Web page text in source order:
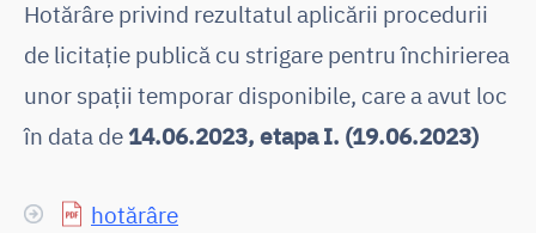
Hotărâre privind rezultatul aplicării procedurii
de licitaţie publică cu strigare pentru închirierea
unor spaţii temporar disponibile, care a avut loc
în data de 14.06.2023, etapa I. (19.06.2023)
hotărâre